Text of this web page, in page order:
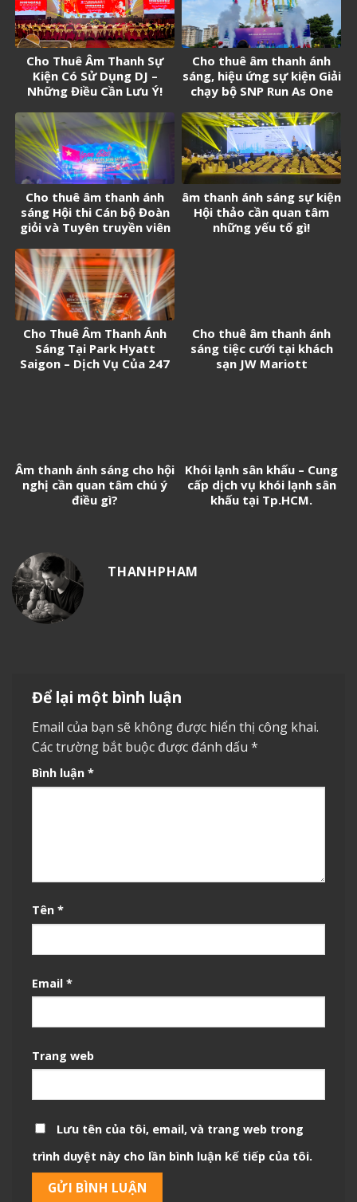
Cho Thuê Âm Thanh Sự
Kiện Có Sử Dụng DJ –
Những Điều Cần Lưu Ý!
Cho thuê âm thanh ánh
sáng, hiệu ứng sự kiện Giải
chạy bộ SNP Run As One
Cho thuê âm thanh ánh
sáng Hội thi Cán bộ Đoàn
giỏi và Tuyên truyền viên
2026
âm thanh ánh sáng sự kiện
Hội thảo cần quan tâm
những yếu tố gì!
Cho Thuê Âm Thanh Ánh
Sáng Tại Park Hyatt
Saigon – Dịch Vụ Của 247
Cho thuê âm thanh ánh
sáng tiệc cưới tại khách
sạn JW Mariott
Âm thanh ánh sáng cho hội
nghị cần quan tâm chú ý
điều gì?
Khói lạnh sân khấu – Cung
cấp dịch vụ khói lạnh sân
khấu tại Tp.HCM.
THANHPHAM
Để lại một bình luận
Email của bạn sẽ không được hiển thị công khai.
Các trường bắt buộc được đánh dấu *
Bình luận *
Tên *
Email *
Trang web
Lưu tên của tôi, email, và trang web trong
trình duyệt này cho lần bình luận kế tiếp của tôi.